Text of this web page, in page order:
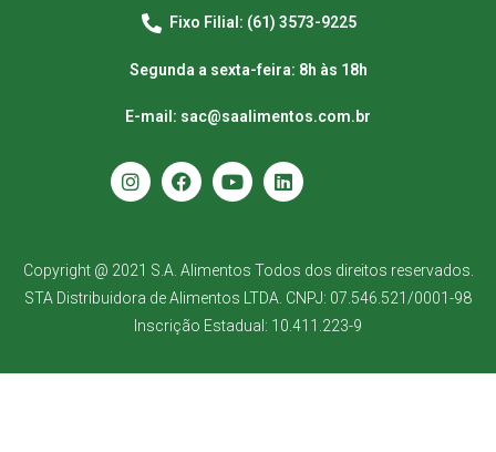
Fixo Filial: (61) 3573-9225
Segunda a sexta-feira: 8h às 18h
E-mail: sac@saalimentos.com.br
Copyright @ 2021 S.A. Alimentos Todos dos direitos reservados.
STA Distribuidora de Alimentos LTDA. CNPJ: 07.546.521/0001-98
Inscrição Estadual: 10.411.223-9